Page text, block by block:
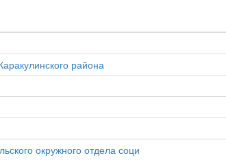
района
окружного отдела соци